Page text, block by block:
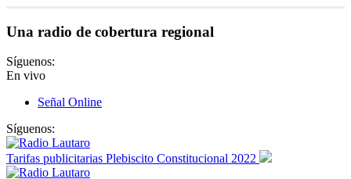
Una radio de cobertura regional
Síguenos:
En vivo
Señal Online
Síguenos:
Tarifas publicitarias Plebiscito Constitucional 2022